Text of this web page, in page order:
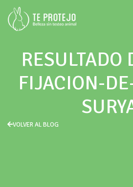
RESULTADO
FIJACION-
VOLVER AL BLOG